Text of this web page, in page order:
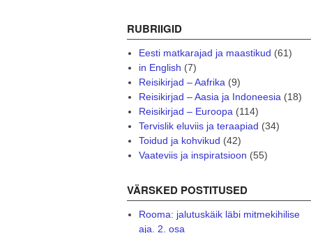
RUBRIIGID
Eesti matkarajad ja maastikud (61)
in English (7)
Reisikirjad – Aafrika(9)
Reisikirjad – Aasia ja Indoneesia(18)
Reisikirjad – Euroopa(114)
Tervislik eluviis ja teraapiad (34)
Toidud ja kohvikud (42)
Vaateviis ja inspiratsioon (55)
VÄRSKED POSTITUSED
Rooma: jalutuskäik läbi mitmekihilise
aja. 2. osa